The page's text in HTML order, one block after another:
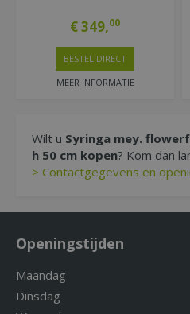
€349,00
MEER INFORMATIE
BESTEL DIRECT
Wilt u Syringa mey.
h 50 cm kopen? Kom dan
> Contactgegevens en
Openingstijden
Maandag
Dinsdag